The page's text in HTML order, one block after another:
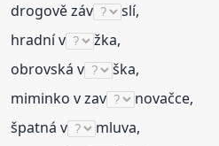
drogově záv
slí,
hradní v
žka,
obrovská v
ška,
miminko v zav
novačce,
špatná v
mluva,